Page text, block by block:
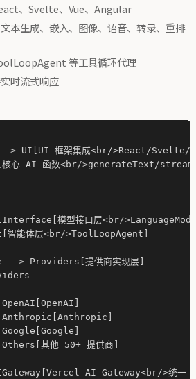
、Svelte、Vue、Angular
文本生成、嵌入、图像、语音、转录、重排
等工具循环代理
时流式响应
> UI[UI 框架集成<br/>React/
心 AI 函数<br/>generateText/
模型接口层<br/
能体层<br/>ToolLoopAgent]
> Providers[提供商实现层]
其他 50+ 提供商]
AI Gateway<br/>统一